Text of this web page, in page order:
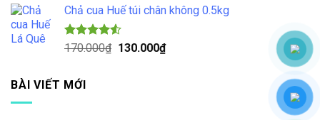
5 sao
là:
150.000₫.
tại
125.000₫.
Chả cua Huế túi chân không 0.5kg
Được xếp
4.50
170.000₫ Giá
130.000₫Giá
BÀI VIẾT MỚI